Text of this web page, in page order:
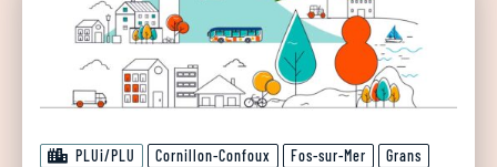
PLUi/PLU Cornillon-Confoux Fos-sur-Mer
Grans